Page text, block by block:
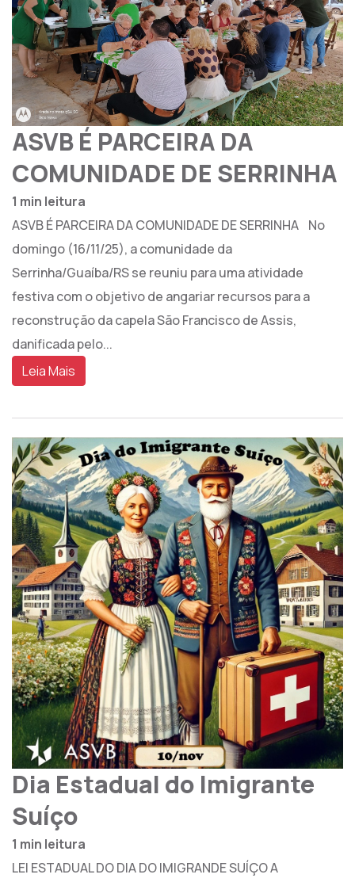
ASVB É PARCEIRA DA
COMUNIDADE DE SERRINHA
1 min leitura
ASVB É PARCEIRA DA COMUNIDADE DE SERRINHA No
domingo (16/11/25), a comunidade da
Serrinha/Guaíba/RS se reuniu para uma atividade
festiva com o objetivo de angariar recursos para a
reconstrução da capela São Francisco de Assis,
danificada pelo...
Leia Mais
Dia Estadual do Imigrante
Suíço
1 min leitura
LEI ESTADUAL DO DIA DO IMIGRANDE SUÍÇO A